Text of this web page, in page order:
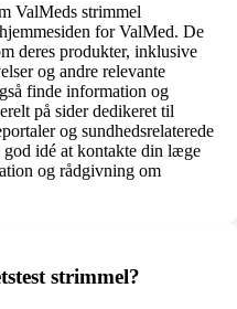
ValMeds strimmel
for ValMed. De
deres produkter, inklusive
og andre relevante
finde information og
på sider dedikeret til
og sundhedsrelaterede
god idé at kontakte din læge
og rådgivning om
strimmel?